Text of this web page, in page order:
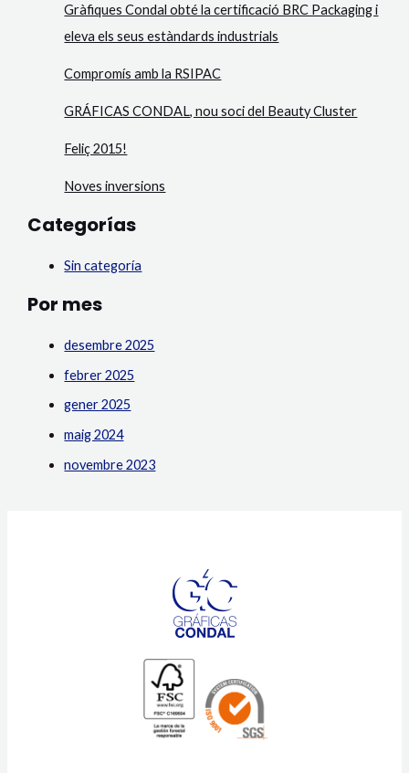
Gràfiques Condal obté la certificació BRC Packaging i
eleva els seus estàndards industrials
Compromís amb la RSIPAC
GRÁFICAS CONDAL, nou soci del Beauty Cluster
Feliç 2015!
Noves inversions
Categorías
Sin categoría
Por mes
desembre 2025
febrer 2025
gener 2025
maig 2024
novembre 2023